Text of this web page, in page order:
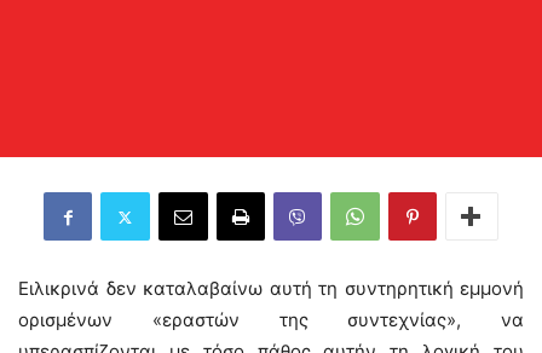
Ειλικρινά δεν καταλαβαίνω αυτή τη συντηρητική εμμονή
ορισμένων «εραστών της συντεχνίας», να